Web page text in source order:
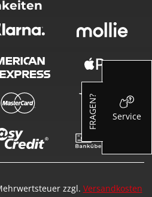
zzgl. Versandkosten
FRAGEN? Service